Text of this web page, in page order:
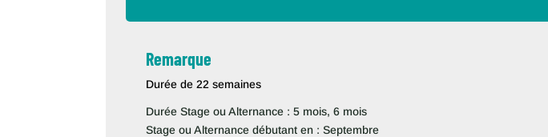
Remarque
Durée de 22 semaines
Durée Stage ou Alternance : 5 mois, 6 mois
Stage ou Alternance débutant en : Septembre